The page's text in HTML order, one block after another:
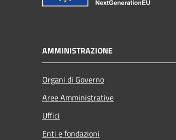
AMMINISTRAZIONE
Organi di Governo
Aree Amministrative
Uffici
Enti e fondazioni